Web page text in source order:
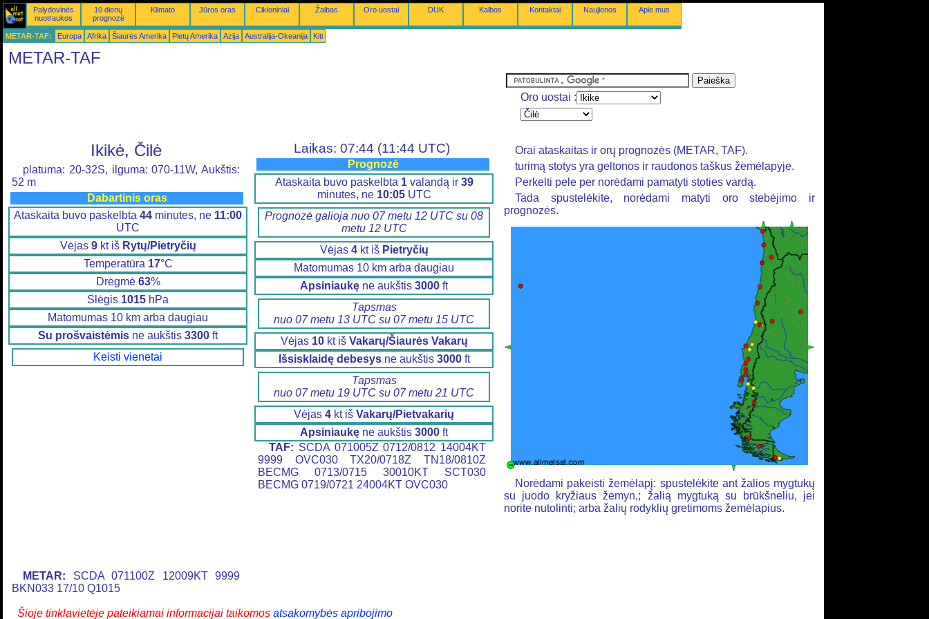
Palydovinės
nuotraukos
10 dienų
prognozė
Klimato Jūros oras Cikloniniai Žaibas Oro uostai DUK Kalbos Kontaktai Naujienos Apie mus
METAR-TAF: Europa Afrika Šiaurės Amerika Pietų Amerika Azija Australija-Okeanija Kiti
METAR-TAF
Oro uostai :
Ikikė, Čilė
platuma: 20-32S, ilguma: 070-11W, Aukštis:
52 m
Dabartinis oras
Ataskaita buvo paskelbta 44 minutes, ne 11:00
UTC
Vėjas 9kt iš Rytų/Pietryčių
Temperatūra 17°C
Drėgmė 63%
Slėgis 1015 hPa
Matomumas 10 km arba daugiau
Su prošvaistėmis ne aukštis 3300 ft
Keisti vienetai
METAR: SCDA 071100Z 12009KT 9999
BKN033 17/10 Q1015
Laikas: 07:44 (11:44 UTC)
Prognozė
Ataskaita buvo paskelbta 1valandą ir 39
minutes, ne 10:05UTC
Prognozė galioja nuo 07 metu 12 UTC su 08
metu 12 UTC
Vėjas 4kt iš Pietryčių
Matomumas 10 km arba daugiau
Apsiniaukę ne aukštis 3000 ft
Tapsmas
nuo 07 metu 13 UTC su 07 metu 15 UTC
Vėjas 10kt iš Vakarų/Šiaurės Vakarų
Išsisklaidę debesysne aukštis 3000ft
Tapsmas
nuo 07 metu 19 UTC su 07 metu 21 UTC
Vėjas 4 kt iš Vakarų/Pietvakarių
Apsiniaukę ne aukštis 3000 ft
TAF: SCDA 071005Z 0712/0812 14004KT
9999 OVC030 TX20/0718Z TN18/0810Z
BECMG 0713/0715 30010KT SCT030
BECMG 0719/0721 24004KT OVC030
Orai ataskaitas ir orų prognozės (METAR, TAF).
turimą stotys yra geltonos ir raudonos taškus žemėlapyje.
Perkelti pele per norėdami pamatyti stoties vardą.
Tada spustelėkite, norėdami matyti oro stebėjimo ir
prognozės.
Norėdami pakeisti žemėlapį: spustelėkite ant žalios mygtukų
su juodo kryžiaus žemyn,; žalią mygtuką su brūkšneliu, jei
norite nutolinti; arba žalių rodyklių gretimoms žemėlapius.
Šioje tinklavietėje pateikiamai informacijai taikomos atsakomybės apribojimo